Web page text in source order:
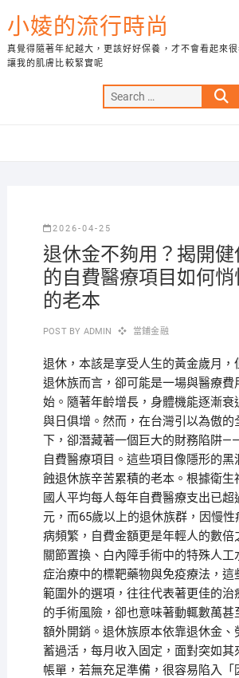
to
content
小婈的流行時尚
真覺得隨著年紀越大，更該好好保養，才不會看起來
讓我的肌膚比較緊實呢
Search
…
2026-04-25
退休金不夠用？揭開
的自費醫療項目如何
的老本
POST BY ADMIN 當鋪金融
退休，本該是享受人生的黃金歲月，
退休族而言，卻可能是一場與醫療費
始。隨著年齡增長，身體機能逐漸衰
與日俱增。然而，在台灣引以為傲的
下，卻潛藏著一個巨大的財務陷阱
自費醫療項目。這些項目像隱形的黑
蝕退休族辛苦累積的老本。根據衛生
國人平均每人每年自費醫療支出已超
元，而65歲以上的退休族群，因慢性
病頻繁，自費金額更是年輕人的數倍
關節置換、白內障手術中的特殊人工
症治療中的標靶藥物與免疫療法，這
範圍外的選項，往往代表著更佳的治
的手術風險，卻也意味著動輒數萬甚
額外開銷。退休族原本依靠退休金、
蓄過活，每月收入固定，面對突如其
帳單，若無充足準備，很容易陷入「